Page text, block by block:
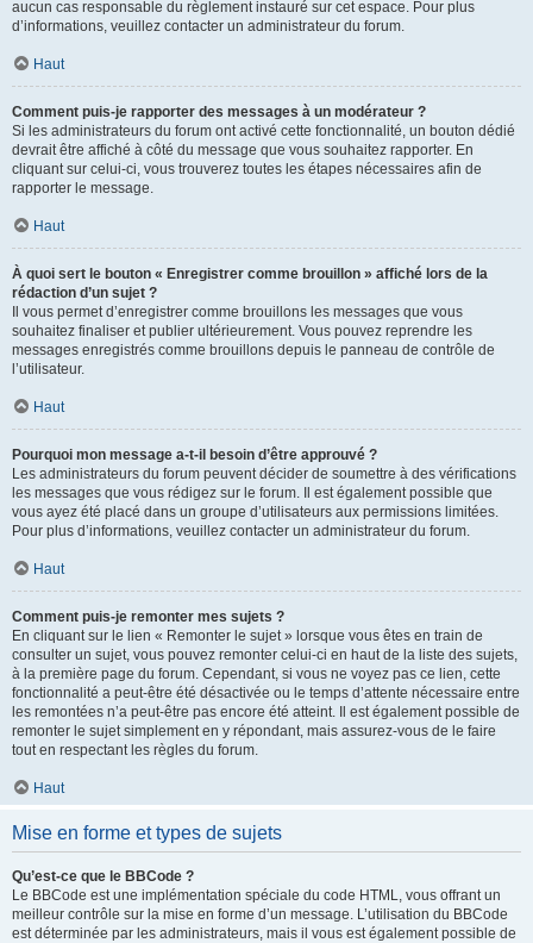
aucun cas responsable du règlement instauré sur cet espace. Pour plus
d’informations, veuillez contacter un administrateur du forum.
Haut
Comment puis-je rapporter des messages à un modérateur ?
Si les administrateurs du forum ont activé cette fonctionnalité, un bouton dédié
devrait être affiché à côté du message que vous souhaitez rapporter. En
cliquant sur celui-ci, vous trouverez toutes les étapes nécessaires afin de
rapporter le message.
Haut
À quoi sert le bouton « Enregistrer comme brouillon » affiché lors de la
rédaction d’un sujet ?
Il vous permet d’enregistrer comme brouillons les messages que vous
souhaitez finaliser et publier ultérieurement. Vous pouvez reprendre les
messages enregistrés comme brouillons depuis le panneau de contrôle de
l’utilisateur.
Haut
Pourquoi mon message a-t-il besoin d’être approuvé ?
Les administrateurs du forum peuvent décider de soumettre à des vérifications
les messages que vous rédigez sur le forum. Il est également possible que
vous ayez été placé dans un groupe d’utilisateurs aux permissions limitées.
Pour plus d’informations, veuillez contacter un administrateur du forum.
Haut
Comment puis-je remonter mes sujets ?
En cliquant sur le lien « Remonter le sujet » lorsque vous êtes en train de
consulter un sujet, vous pouvez remonter celui-ci en haut de la liste des sujets,
à la première page du forum. Cependant, si vous ne voyez pas ce lien, cette
fonctionnalité a peut-être été désactivée ou le temps d’attente nécessaire entre
les remontées n’a peut-être pas encore été atteint. Il est également possible de
remonter le sujet simplement en y répondant, mais assurez-vous de le faire
tout en respectant les règles du forum.
Haut
Mise en forme et types de sujets
Qu’est-ce que le BBCode ?
Le BBCode est une implémentation spéciale du code HTML, vous offrant un
meilleur contrôle sur la mise en forme d’un message. L’utilisation du BBCode
est déterminée par les administrateurs, mais il vous est également possible de